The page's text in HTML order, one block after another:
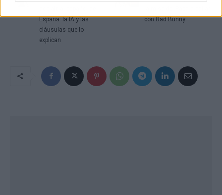
España: la IA y las
cláusulas que lo
explican
con Bad Bunny